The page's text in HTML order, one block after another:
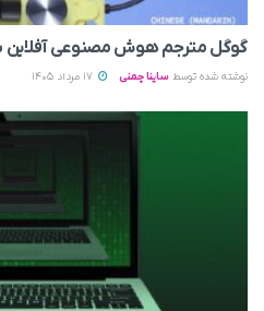
گوگل مترجم هوش مصنوعی
نوشته شده توسط ساینا چمنی